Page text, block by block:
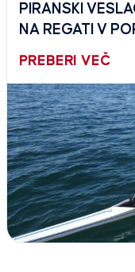
PIRANSKI
NA REGATI V
PREBERI VEČ